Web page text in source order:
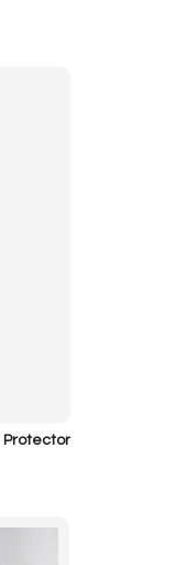
Protector